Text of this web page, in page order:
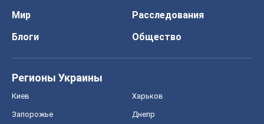
Мир
Расследования
Блоги
Общество
Регионы Украины
Киев Харьков
Запорожье Днепр